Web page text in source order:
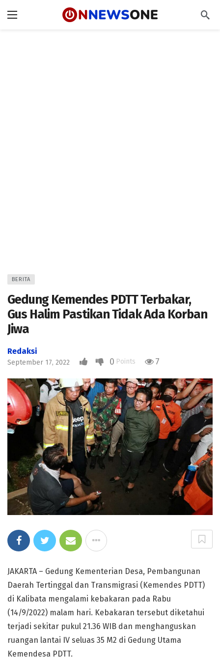
BERITA
Gedung Kemendes PDTT Terbakar,
Gus Halim Pastikan Tidak Ada Korban
Jiwa
Redaksi
September 17, 2022 0 Points 7
JAKARTA – Gedung Kementerian Desa, Pembangunan
Daerah Tertinggal dan Transmigrasi (Kemendes PDTT)
di Kalibata mengalami kebakaran pada Rabu
(14/9/2022) malam hari. Kebakaran tersebut diketahui
terjadi sekitar pukul 21.36 WIB dan menghanguskan
ruangan lantai IV seluas 35 M2 di Gedung Utama
Kemendesa PDTT.